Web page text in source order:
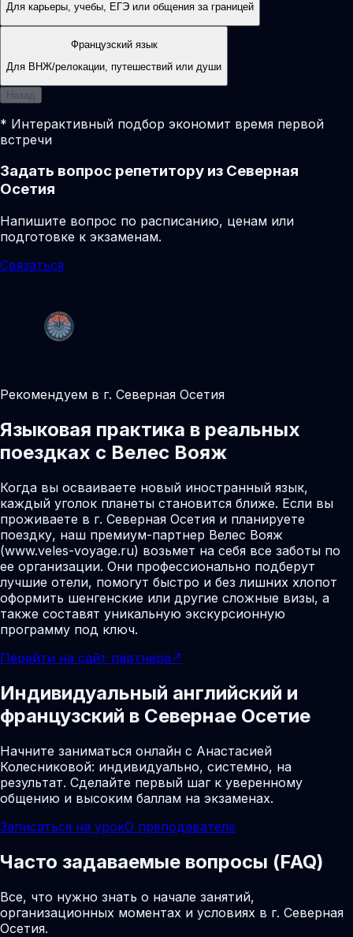
Для карьеры, учебы, ЕГЭ или общения за границей
Французский язык
Для ВНЖ/релокации, путешествий или души
Назад
* Интерактивный подбор экономит время первой
встречи
Задать вопрос репетитору из Северная
Осетия
Напишите вопрос по расписанию, ценам или
подготовке к экзаменам.
Связаться
Рекомендуем в г. Северная Осетия
Языковая практика в реальных
поездках с Велес Вояж
Когда вы осваиваете новый иностранный язык,
каждый уголок планеты становится ближе. Если вы
проживаете в г. Северная Осетия и планируете
поездку, наш премиум-партнер Велес Вояж
(www.veles-voyage.ru) возьмет на себя все заботы по
ее организации. Они профессионально подберут
лучшие отели, помогут быстро и без лишних хлопот
оформить шенгенские или другие сложные визы, а
также составят уникальную экскурсионную
программу под ключ.
Перейти на сайт партнера ↗
Индивидуальный английский и
французский в Севернае Осетие
Начните заниматься онлайн с Анастасией
Колесниковой: индивидуально, системно, на
результат. Сделайте первый шаг к уверенному
общению и высоким баллам на экзаменах.
Записаться на урокО преподавателе
Часто задаваемые вопросы (FAQ)
Все, что нужно знать о начале занятий,
организационных моментах и условиях в г. Северная
Осетия.